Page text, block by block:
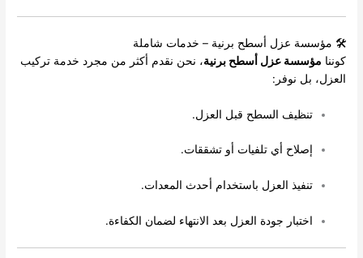
🛠 مؤسسة عزل أسطح برنية – خدمات شاملة
كوننا مؤسسة عزل أسطح برنية، نحن نقدم أكثر من مجرد خدمة تركيب
العزل، بل نوفر:
تنظيف السطح قبل العزل.
إصلاح أي تلفيات أو تشققات.
تنفيذ العزل باستخدام أحدث المعدات.
اختبار جودة العزل بعد الانتهاء لضمان الكفاءة.